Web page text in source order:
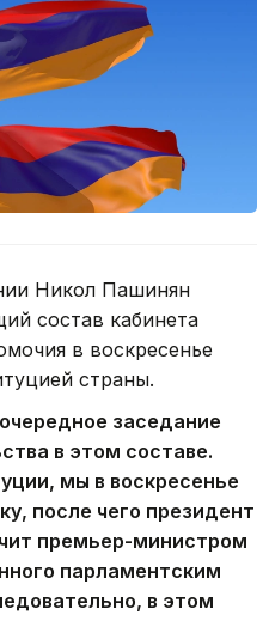
Никол Пашинян
состав кабинета
в воскресенье
страны.
заседание
в этом составе.
мы в воскресенье
после чего президент
премьер-министром
парламентским
в этом